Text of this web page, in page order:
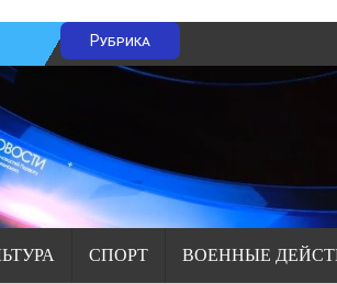
Рубрика
СПОРТ ВОЕННЫЕ